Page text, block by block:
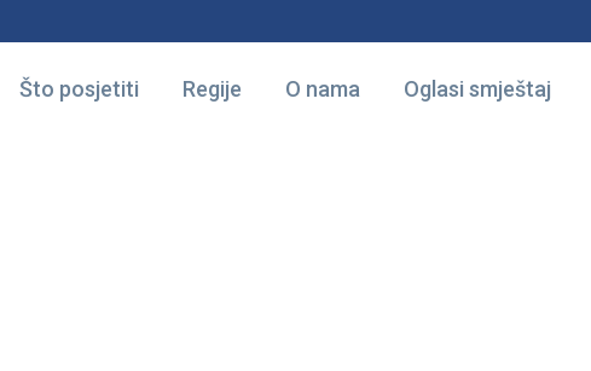
Što posjetiti Regije O nama Oglasi smještaj